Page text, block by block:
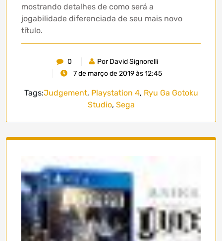
mostrando detalhes de como será a
jogabilidade diferenciada de seu mais novo
título.
0
Por David Signorelli
7 de março de 2019 às 12:45
Tags:Judgement, Playstation 4, Ryu Ga Gotoku
Studio, Sega